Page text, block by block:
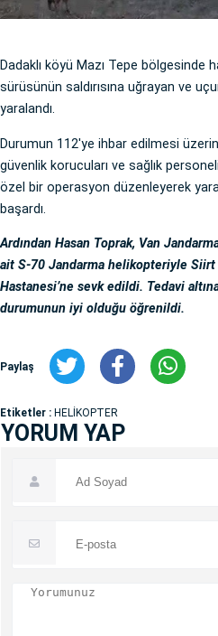
Dadaklı köyü Mazı Tepe bölgesinde
sürüsünün saldırısına uğrayan ve
yaralandı.
Durumun 112'ye ihbar edilmesi
güvenlik korucuları ve sağlık
özel bir operasyon düzenleyerek
başardı.
Ardından Hasan Toprak, Van
ait S-70 Jandarma helikopteriyle Siirt
Hastanesi’ne sevk edildi. Tedavi
durumunun iyi olduğu öğrenildi.
Paylaş
Etiketler : HELİKOPTER
YORUM YAP